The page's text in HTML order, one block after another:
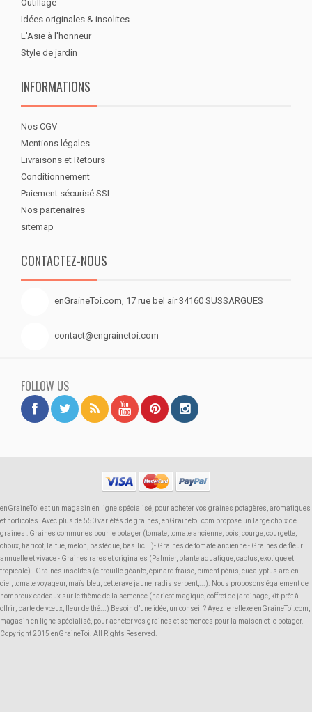
Outillage
Idées originales & insolites
L'Asie à l'honneur
Style de jardin
INFORMATIONS
Nos CGV
Mentions légales
Livraisons et Retours
Conditionnement
Paiement sécurisé SSL
Nos partenaires
sitemap
CONTACTEZ-NOUS
enGraineToi.com, 17 rue bel air 34160 SUSSARGUES
contact@engrainetoi.com
FOLLOW US
enGraineToi est un magasin en ligne spécialisé, pour acheter vos graines potagères, aromatiques
et horticoles. Avec plus de 550 variétés de graines, enGrainetoi.com propose un large choix de
graines : Graines communes pour le potager (tomate, tomate ancienne, pois, courge, courgette,
choux, haricot, laitue, melon, pastèque, basilic...)- Graines de tomate ancienne - Graines de fleur
annuelle et vivace - Graines rares et originales (Palmier, plante aquatique, cactus, exotique et
tropicale) - Graines insolites (citrouille géante, épinard fraise, piment pénis, eucalyptus arc-en-
ciel, tomate voyageur, maïs bleu, betterave jaune, radis serpent,...). Nous proposons également de
nombreux cadeaux sur le thème de la semence (haricot magique, coffret de jardinage, kit-prêt à-
offrir; carte de vœux, fleur de thé...) Besoin d’une idée, un conseil ? Ayez le reflexe enGraineToi.com,
magasin en ligne spécialisé, pour acheter vos graines et semences pour la maison et le potager.
Copyright 2015 enGraineToi. All Rights Reserved.